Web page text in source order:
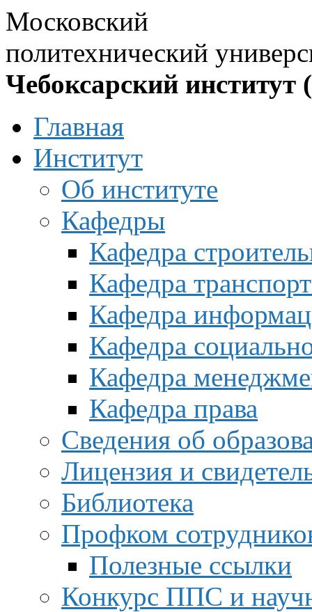
Московский
политехнический
Чебоксарский институт
Главная
Институт
Об институте
Кафедры
Кафедра
Кафедра
Кафедра
Кафедра
Кафедра
Кафедра права
Сведения об
Лицензия и
Библиотека
Профком
Полезные ссылки
Конкурс ППС и